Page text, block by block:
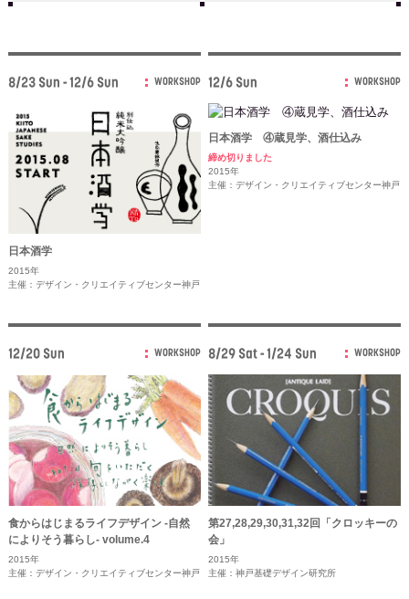
8/23 Sun - 12/6 Sun WORKSHOP
日本酒学
2015年
主催：デザイン・クリエイティブセンター神戸
12/6 Sun WORKSHOP
日本酒学 ④蔵見学、酒仕込み
締め切りました
2015年
主催：デザイン・クリエイティブセンター神戸
12/20 Sun WORKSHOP
食からはじまるライフデザイン -自然
によりそう暮らし- volume.4
2015年
主催：デザイン・クリエイティブセンター神戸
8/29 Sat - 1/24 Sun WORKSHOP
第27,28,29,30,31,32回「クロッキーの
会」
2015年
主催：神戸基礎デザイン研究所